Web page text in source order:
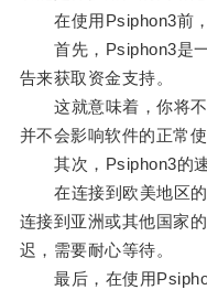
在使用Psiphon3前，
首先，Psiphon3是一
告来获取资金支持。
这就意味着，你将不
并不会影响软件的正常使
其次，Psiphon3的速
在连接到欧美地区的
连接到亚洲或其他国家
迟，需要耐心等待。
最后，在使用